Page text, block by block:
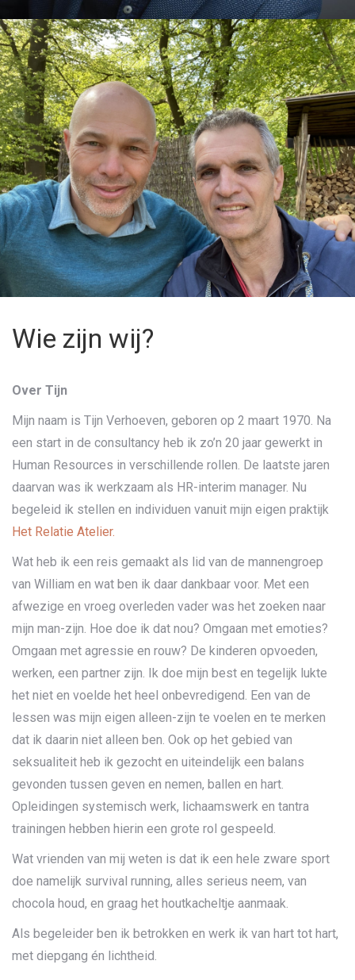
Wie zijn wij?
Over Tijn
Mijn naam is Tijn Verhoeven, geboren op 2 maart 1970. Na
een start in de consultancy heb ik zo’n 20 jaar gewerkt in
Human Resources in verschillende rollen. De laatste jaren
daarvan was ik werkzaam als HR-interim manager. Nu
begeleid ik stellen en individuen vanuit mijn eigen praktijk
Het Relatie Atelier.
Wat heb ik een reis gemaakt als lid van de mannengroep
van William en wat ben ik daar dankbaar voor. Met een
afwezige en vroeg overleden vader was het zoeken naar
mijn man-zijn. Hoe doe ik dat nou? Omgaan met emoties?
Omgaan met agressie en rouw? De kinderen opvoeden,
werken, een partner zijn. Ik doe mijn best en tegelijk lukte
het niet en voelde het heel onbevredigend. Een van de
lessen was mijn eigen alleen-zijn te voelen en te merken
dat ik daarin niet alleen ben. Ook op het gebied van
seksualiteit heb ik gezocht en uiteindelijk een balans
gevonden tussen geven en nemen, ballen en hart.
Opleidingen systemisch werk, lichaamswerk en tantra
trainingen hebben hierin een grote rol gespeeld.
Wat vrienden van mij weten is dat ik een hele zware sport
doe namelijk survival running, alles serieus neem, van
chocola houd, en graag het houtkacheltje aanmaak.
Als begeleider ben ik betrokken en werk ik van hart tot hart,
met diepgang én lichtheid.